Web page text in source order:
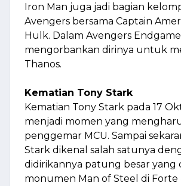
Iron Man juga jadi bagian
Avengers bersama Captain
Hulk. Dalam Avengers
mengorbankan dirinya untuk
Thanos.
Kematian Tony Stark
Kematian Tony Stark pada 17
menjadi momen yang
penggemar MCU. Sampai
Stark dikenal salah satunya
didirikannya patung besar yang
monumen Man of Steel di Forte